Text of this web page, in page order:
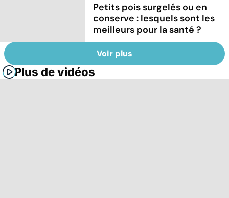
Petits pois surgelés ou en
conserve : lesquels sont les
meilleurs pour la santé ?
Voir plus
Plus de vidéos